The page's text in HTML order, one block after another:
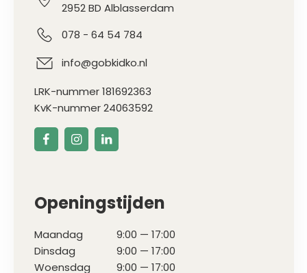
2952 BD Alblasserdam
078 - 64 54 784
info@gobkidko.nl
LRK-nummer 181692363
KvK-nummer 24063592
Openingstijden
Maandag
9:00 — 17:00
Dinsdag
9:00 — 17:00
Woensdag
9:00 — 17:00